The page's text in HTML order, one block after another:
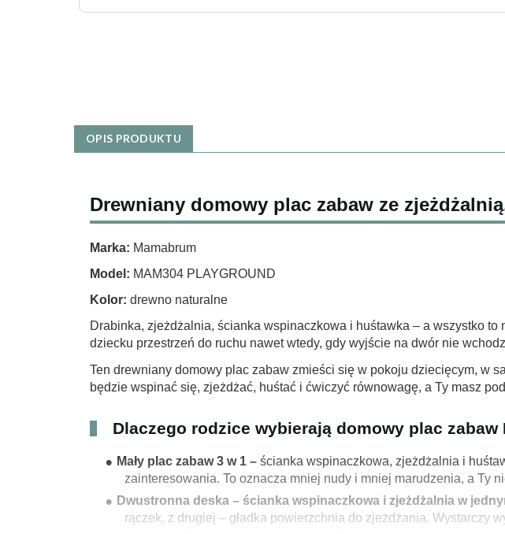
OPIS PRODUKTU
Drewniany domowy plac zabaw ze
Marka: Mamabrum
Model: MAM304 PLAYGROUND
Kolor: drewno naturalne
Drabinka, zjeżdżalnia, ścianka wspinaczkowa i huśtawka – a wszystko
dziecku przestrzeń do ruchu nawet wtedy, gdy wyjście na dwór nie
Ten drewniany domowy plac zabaw zmieści się w pokoju dziecięcym, w
będzie wspinać się, zjeżdżać, huśtać i ćwiczyć równowagę, a Ty masz
Dlaczego rodzice wybierają domowy plac zabaw
Mały plac zabaw 3 w 1 – ścianka wspinaczkowa, zjeżdżalnia i
zainteresowania. To oznacza mniej nudy i mniej marudzenia, a Ty
Dwustronna deska – ścianka wspinaczkowa i zjeżdżalnia w
rączek, z drugiej – gładka powierzchnia do zjeżdżania. Wystarczy